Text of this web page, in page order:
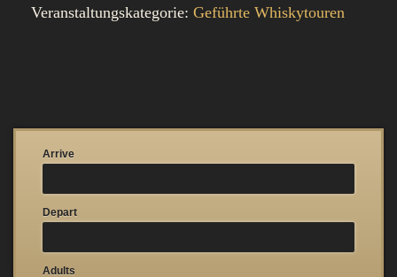
Veranstaltungskategorie: Geführte Whiskytouren
Arrive
Depart
Adults